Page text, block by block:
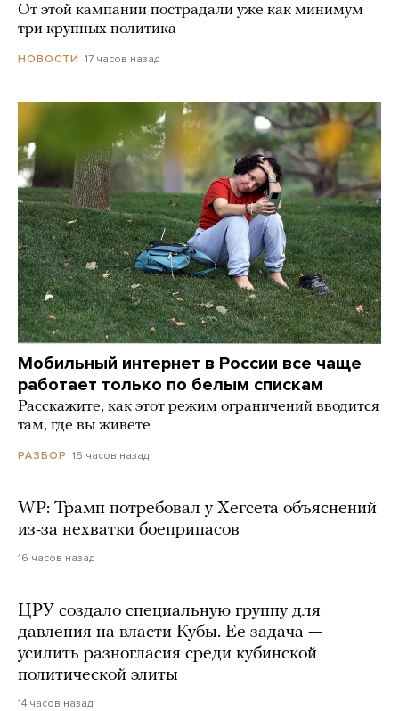
От этой кампании пострадали уже как минимум
три крупных политика
НОВОСТИ 17 часов назад
Мобильный интернет в России все чаще
работает только по белым спискам
Расскажите, как этот режим ограничений вводится
там, где вы живете
РАЗБОР 16 часов назад
WP: Трамп потребовал у Хегсета объяснений
из-за нехватки боеприпасов
16 часов назад
ЦРУ создало специальную группу для
давления на власти Кубы. Ее задача —
усилить разногласия среди кубинской
политической элиты
14 часов назад